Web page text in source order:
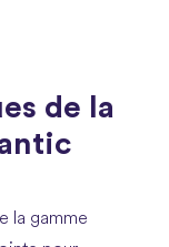
de la
la gamme